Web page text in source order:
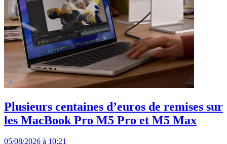
Plusieurs centaines d’euros de remises sur
les MacBook Pro M5 Pro et M5 Max
05/08/2026 à 10:21